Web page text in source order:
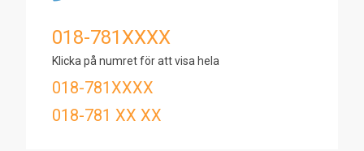
018-781XXXX
Klicka på numret för att visa hela
018-781XXXX
018-781 XX XX